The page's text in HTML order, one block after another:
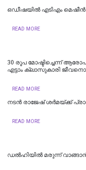
ഒഡീഷയിൽ എടിഎം
READ MORE
30 രൂപ മോഷ്ടിച്ചെന്ന്
എട്ടാം ക്ലാസുകാരി
READ MORE
നടൻ രാജേഷ് ശർമയ്ക്ക്
READ MORE
ഡല്‍ഹിയില്‍ മരുന്ന്